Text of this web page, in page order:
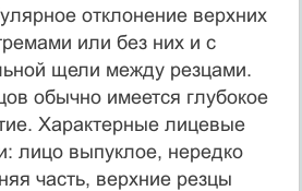
отклонение верхних
или без них и с
щели между резцами.
обычно имеется глубокое
Характерные лицевые
лицо выпуклое, нередко
часть, верхние резцы